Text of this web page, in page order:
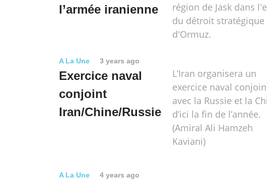
l’armée iranienne
région de Jask dans
du détroit stratégique
d'Ormuz.
A La Une 3 years ago
Exercice naval
conjoint
Iran/Chine/Russie
L’Iran organisera un
exercice naval
avec la Russie et la
d’ici la fin de l’année.
(Amiral Ali Hamzeh
Kaviani)
A La Une 4 years ago